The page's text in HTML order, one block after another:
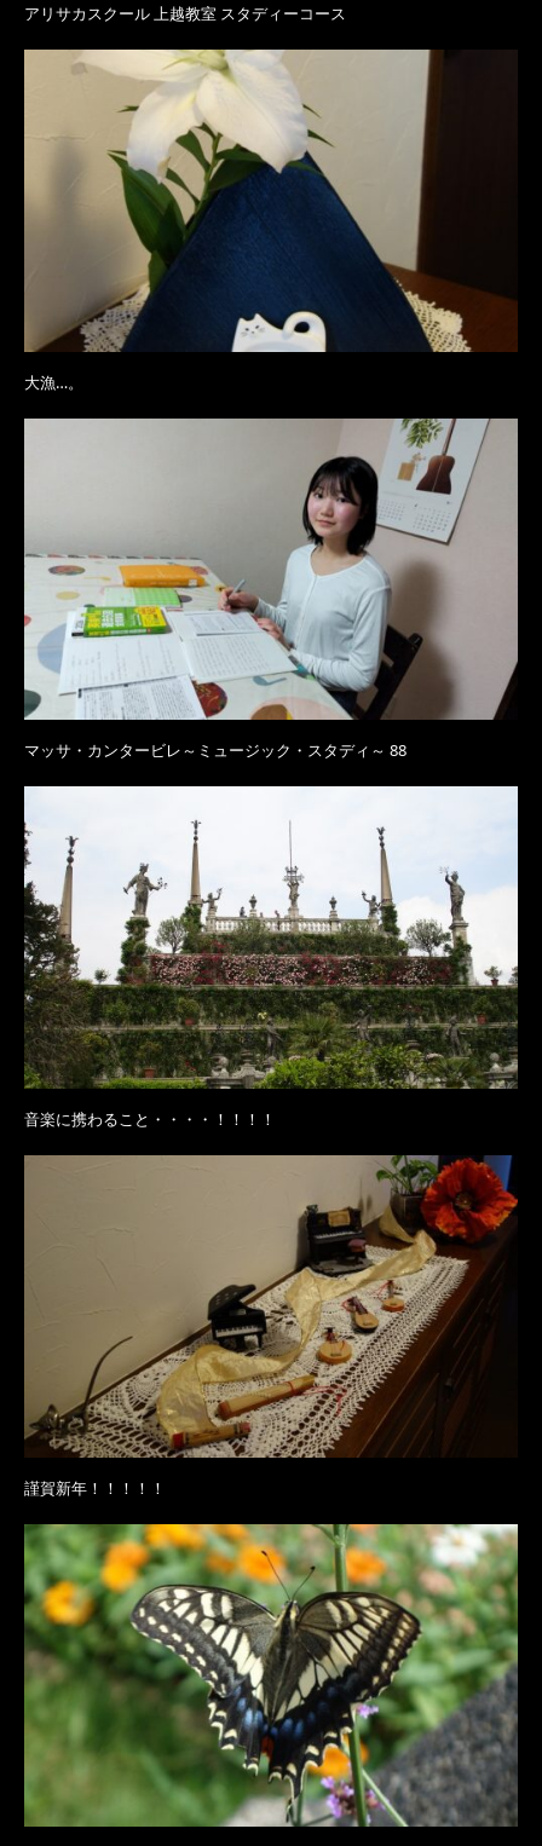
アリサカスクール 上越教室 スタディーコース
大漁…。
マッサ・カンタービレ～ミュージック・スタディ～ 88
音楽に携わること・・・・！！！！
謹賀新年！！！！！